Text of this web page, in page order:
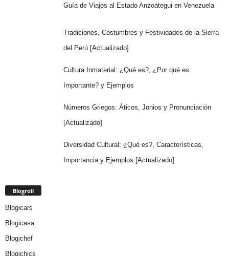
Guía de Viajes al Estado Anzoátegui en Venezuela
Tradiciones, Costumbres y Festividades de la Sierra
del Perú [Actualizado]
Cultura Inmaterial: ¿Qué es?, ¿Por qué es
Importante? y Ejemplos
Números Griegos: Áticos, Jonios y Pronunciación
[Actualizado]
Diversidad Cultural: ¿Qué es?, Características,
Importancia y Ejemplos [Actualizado]
Blogroll
Blogicars
Blogicasa
Blogichef
Blogichics